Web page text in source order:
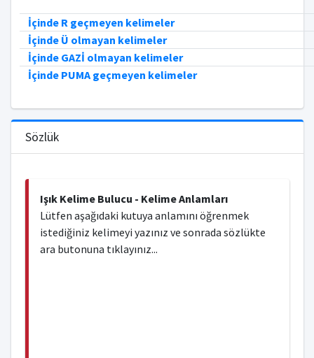
İçinde R geçmeyen kelimeler
İçinde Ü olmayan kelimeler
İçinde GAZİ olmayan kelimeler
İçinde PUMA geçmeyen kelimeler
Sözlük
Işık Kelime Bulucu - Kelime Anlamları
Lütfen aşağıdaki kutuya anlamını öğrenmek
istediğiniz kelimeyi yazınız ve sonrada sözlükte
ara butonuna tıklayınız...